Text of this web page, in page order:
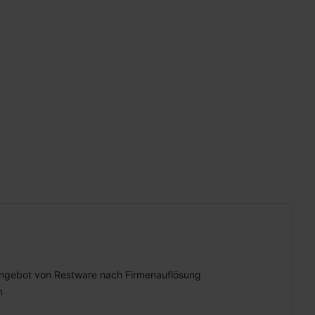
von Restware nach Firmenauflösung